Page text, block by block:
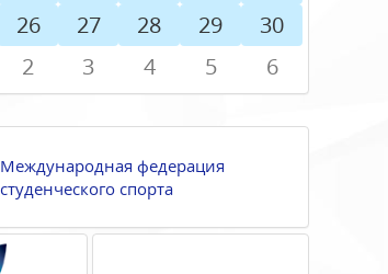
26 27 28 29
30
2 3 4 5 6
Международная федерация
студенческого спорта